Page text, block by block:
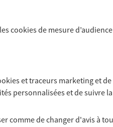
cookiesde mesure
et traceurs marketing et
personnalisées et de suivre
comme de changer d'avis à